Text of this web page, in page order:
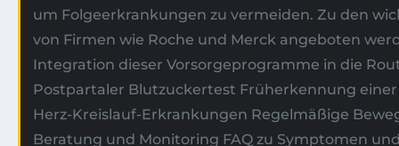
um Folgeerkrankungen zu vermeiden. Zu den
von Firmen wie Roche und Merck angeboten
Integration dieser Vorsorgeprogramme in die
Postpartaler Blutzuckertest Früherkennung
Herz-Kreislauf-Erkrankungen Regelmäßige
Beratung und Monitoring FAQ zu Symptomen